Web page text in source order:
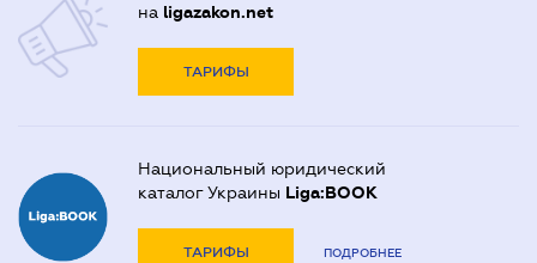
на ligazakon.net
ТАРИФЫ
Национальный юридический
каталог Украины Liga:BOOK
ТАРИФЫ ПОДРОБНЕЕ